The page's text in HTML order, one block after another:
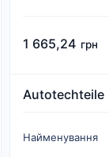
1 665,24 грн
Autotechteile
Найменування